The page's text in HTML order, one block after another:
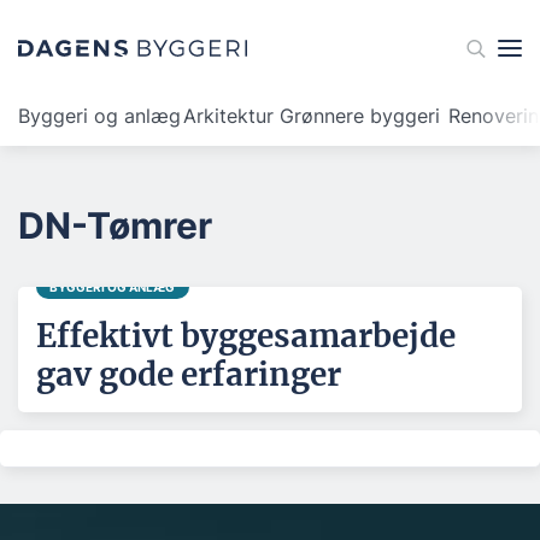
Byggeri og anlægArkitektur Grønnere byggeri
DN-Tømrer
BYGGERI OG ANLÆG
Effektivt byggesamarbejde
gav gode erfaringer